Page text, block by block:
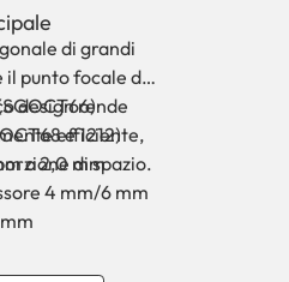
1212.
di grandi
punto focale del
design rende
efficiente,
di spazio.
e 1212)
a 2,0 mm
4 mm/6 mm